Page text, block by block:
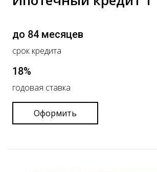
до 84 месяцев
срок кредита
18%
годовая ставка
Оформить